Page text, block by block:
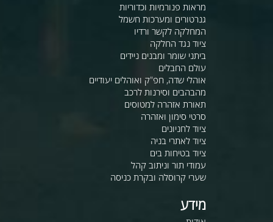
מראות פנורמיות וכדוריות
גנרטורים ומערכות חשמל
המחלקה לקשר ורדיו
ציוד נגד החלקה
ביתני שומר ומבנים ניידים
עולם החבלים
אוהלי שדה, חפ"ק ואוהלים יעודיים
מהבהבים וסירנות לרכב
תאורת אזהרה למטוסים
סרטי סימון ואזהרה
ציוד לחניונים
ציוד לאתרי בניה
ציוד בטיחות בים
עמודי תור וניתוב קהל
שערי קרוסלה ובקרת כניסה